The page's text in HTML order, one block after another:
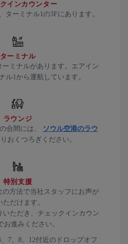
インカウンター
ターミナル1の3Fにあります。
ターミナル
ーミナルがあります。エアイン
ル1から運航しています。
ラウンジ
合間には、
ソウル空港のラウ
おくつろぎください。
特別支援
の方法で当社スタッフにお声が
ただけます。
いただき、チェックインカウン
お進みください。
7、8、12付近のドロップオフ